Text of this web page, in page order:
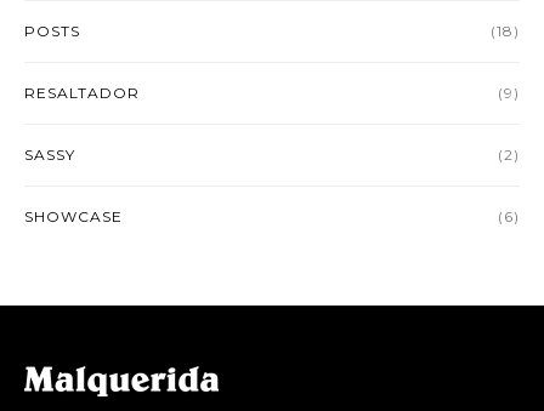
POSTS (18)
RESALTADOR (9)
SASSY (2)
SHOWCASE (6)